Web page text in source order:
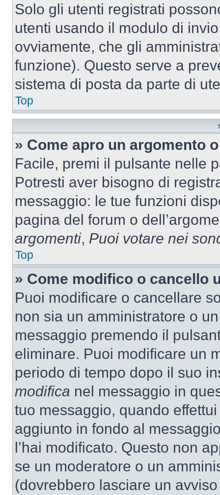
Solo gli utenti registrati
utenti usando il modulo di
ovviamente, che gli
funzione). Questo serve a
sistema di posta da parte di
Top
» Come apro un argomento
Facile, premi il pulsante nelle
Potresti aver bisogno di
messaggio: le tue funzioni
pagina del forum o
argomenti, Puoi votare nei
Top
» Come modifico o cancello
Puoi modificare o cancellare
non sia un amministratore o
messaggio premendo il
eliminare. Puoi modificare un
periodo di tempo dopo il suo
modifica nel messaggio in
tuo messaggio, quando
aggiunto in fondo al
l’hai modificato. Questo non
se un moderatore o un
(dovrebbero lasciare un